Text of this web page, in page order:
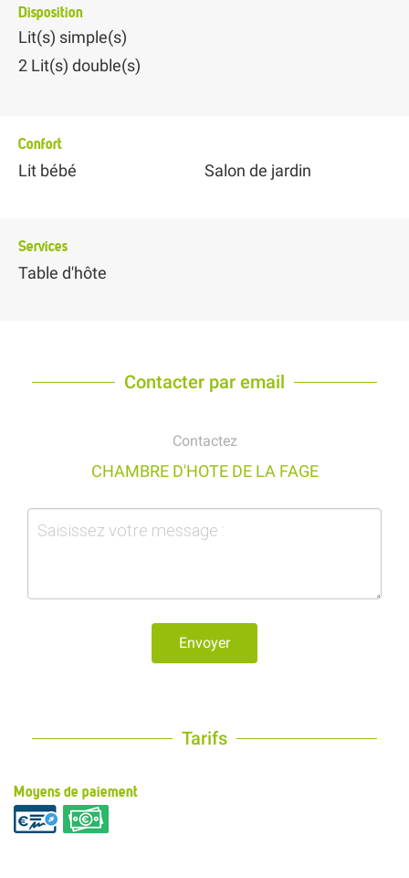
Disposition
Lit(s) simple(s)
2 Lit(s) double(s)
Confort
Lit bébé Salon de jardin
Services
Table d'hôte
Contacter par email
Contactez
CHAMBRE D'HOTE DE LA FAGE
Envoyer
Tarifs
Moyens de paiement